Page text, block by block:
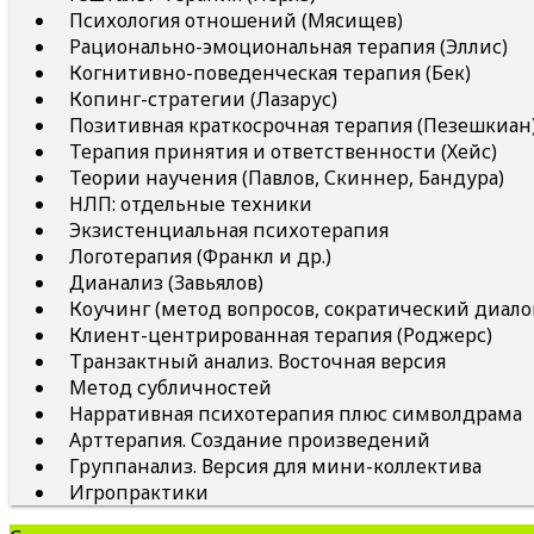
Психология отношений (Мясищев)
Рационально-эмоциональная терапия (Эллис)
Когнитивно-поведенческая терапия (Бек)
Копинг-стратегии (Лазарус)
Позитивная краткосрочная терапия
Терапия принятия и ответственности (Хейс)
Теории научения (Павлов, Скиннер, Бандура)
НЛП: отдельные техники
Экзистенциальная психотерапия
Логотерапия (Франкл и др.)
Дианализ (Завьялов)
Коучинг (метод вопросов, сократический
Клиент-центрированная терапия (Роджерс)
Транзактный анализ. Восточная версия
Метод субличностей
Нарративная психотерапия плюс символдрама
Арттерапия. Создание произведений
Группанализ. Версия для мини-коллектива
Игропрактики